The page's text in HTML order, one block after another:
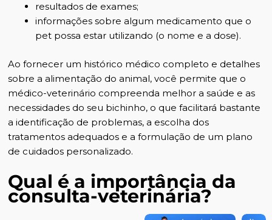
resultados de exames;
informações sobre algum medicamento que o
pet possa estar utilizando (o nome e a dose).
Ao fornecer um histórico médico completo e detalhes
sobre a alimentação do animal, você permite que o
médico-veterinário compreenda melhor a saúde e as
necessidades do seu bichinho, o que facilitará bastante
a identificação de problemas, a escolha dos
tratamentos adequados e a formulação de um plano
de cuidados personalizado.
Qual é a importância da
consulta-veterinária?